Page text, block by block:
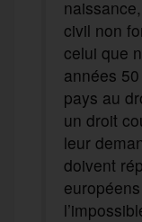
civil non
celui que
années
pays au
un droit
leur
doivent